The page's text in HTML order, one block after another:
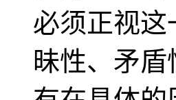
必须正视
昧性、矛